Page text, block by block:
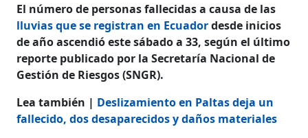
El número de personas fallecidas a causa de las
lluvias que se registran en Ecuadordesde inicios
de año ascendió este sábado a 33, según el último
reporte publicado por la Secretaría Nacional de
Gestión de Riesgos (SNGR).
Lea también | Deslizamiento en Paltas deja un
fallecido, dos desaparecidos y daños materiales